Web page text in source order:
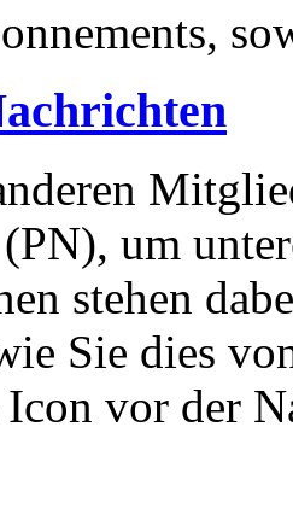
um
stehen
Sie dies
Icon vor der